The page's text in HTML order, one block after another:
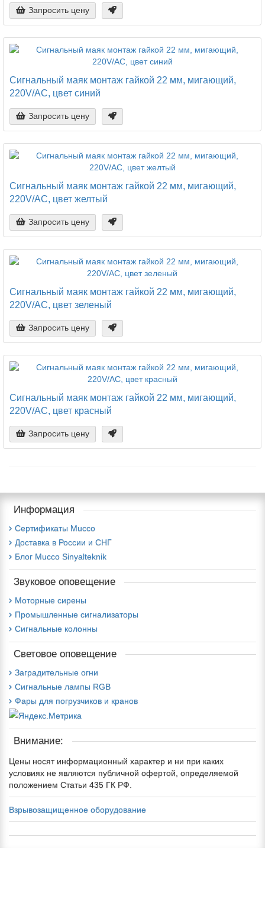
Запросить цену
Сигнальный маяк монтаж гайкой 22 мм, мигающий,
220V/AC, цвет синий
Запросить цену
Сигнальный маяк монтаж гайкой 22 мм, мигающий,
220V/AC, цвет желтый
Запросить цену
Сигнальный маяк монтаж гайкой 22 мм, мигающий,
220V/AC, цвет зеленый
Запросить цену
Сигнальный маяк монтаж гайкой 22 мм, мигающий,
220V/AC, цвет красный
Запросить цену
Информация
Сертификаты Mucco
Доставка в России и СНГ
Блог Mucco Sinyalteknik
Звуковое оповещение
Моторные сирены
Промышленные сигнализаторы
Сигнальные колонны
Световое оповещение
Заградительные огни
Сигнальные лампы RGB
Фары для погрузчиков и кранов
Внимание:
Цены носят информационный характер и ни при каких
условиях не являются публичной офертой, определяемой
положением Статьи 435 ГК РФ.
Взрывозащищенное оборудование